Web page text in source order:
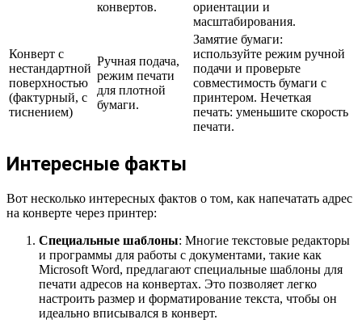
конвертов.
ориентации и
масштабирования.
Конверт с
нестандартной
поверхностью
(фактурный, с
тиснением)
Ручная подача,
режим печати
для плотной
бумаги.
Замятие бумаги:
используйте режим ручной
подачи и проверьте
совместимость бумаги с
принтером. Нечеткая
печать: уменьшите скорость
печати.
Интересные факты
Вот несколько интересных фактов о том, как напечатать адрес
на конверте через принтер:
Специальные шаблоны: Многие текстовые редакторы
и программы для работы с документами, такие как
Microsoft Word, предлагают специальные шаблоны для
печати адресов на конвертах. Это позволяет легко
настроить размер и форматирование текста, чтобы он
идеально вписывался в конверт.